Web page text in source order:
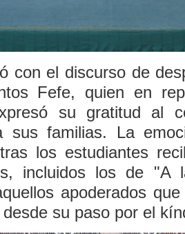
con el discurso de
Fefe, quien en
su gratitud al
sus familias. La
los estudiantes
incluidos los de "A
apoderados
su paso por el